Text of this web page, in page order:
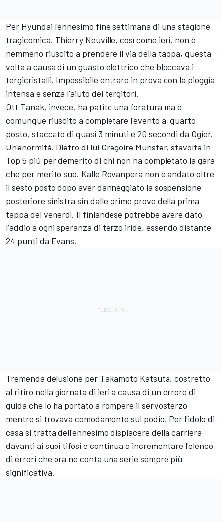
Per Hyundai l'ennesimo fine settimana di una stagione
tragicomica. Thierry Neuville, così come ieri, non è
nemmeno riuscito a prendere il via della tappa, questa
volta a causa di un guasto elettrico che bloccava i
tergicristalli. Impossibile entrare in prova con la pioggia
intensa e senza l'aiuto dei tergitori.
Ott Tanak, invece, ha patito una foratura ma è
comunque riuscito a completare l'evento al quarto
posto, staccato di quasi 3 minuti e 20 secondi da Ogier.
Un'enormità. Dietro di lui Gregoire Munster, stavolta in
Top 5 più per demerito di chi non ha completato la gara
che per merito suo. Kalle Rovanpera non è andato oltre
il sesto posto dopo aver danneggiato la sospensione
posteriore sinistra sin dalle prime prove della prima
tappa del venerdì. Il finlandese potrebbe avere dato
l'addio a ogni speranza di terzo iride, essendo distante
24 punti da Evans.
Tremenda delusione per Takamoto Katsuta, costretto
al ritiro nella giornata di ieri a causa di un errore di
guida che lo ha portato a rompere il servosterzo
mentre si trovava comodamente sul podio. Per l'idolo di
casa si tratta dell'ennesimo dispiacere della carriera
davanti ai suoi tifosi e continua a incrementare l'elenco
di errori che ora ne conta una serie sempre più
significativa.